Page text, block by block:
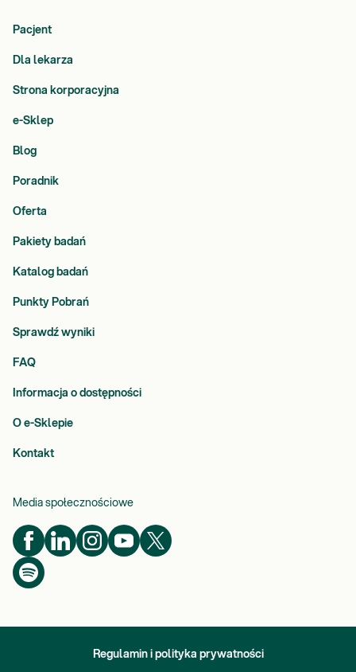
Pacjent
Dla lekarza
Strona korporacyjna
e-Sklep
Blog
Poradnik
Oferta
Pakiety badań
Katalog badań
Punkty Pobrań
Sprawdź wyniki
FAQ
Informacja o dostępności
O e-Sklepie
Kontakt
Media społecznościowe
Regulamin i polityka prywatności